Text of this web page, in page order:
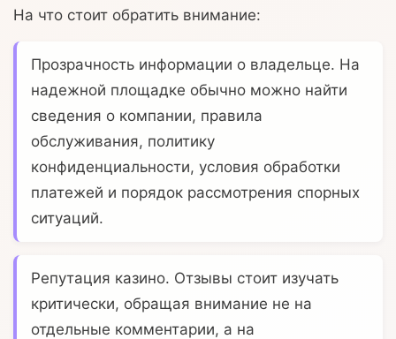
На что стоит обратить внимание:
Прозрачность информации о владельце. На
надежной площадке обычно можно найти
сведения о компании, правила
обслуживания, политику
конфиденциальности, условия обработки
платежей и порядок рассмотрения спорных
ситуаций.
Репутация казино. Отзывы стоит изучать
критически, обращая внимание не на
отдельные комментарии, а на